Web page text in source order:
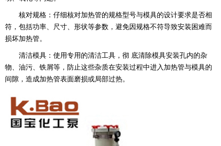
核对规格：仔细核对加热管的规格型号与模具的设计要求是否相
符，包括功率、尺寸、形状等参数，避免因规格不符导致安装困难而
损坏加热管。
清洁模具：使用专用的清洁工具，彻 底清除模具安装孔内的杂
物、油污、铁屑等，防止这些杂质在安装过程中进入加热管与模具的
间隙，造成加热管表面磨损或局部过热。